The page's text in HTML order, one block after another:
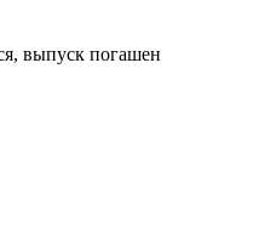
выпуск погашен